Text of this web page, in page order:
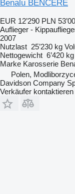
Benalu BENCERE
EUR 12’290 PLN
Auflieger -
2007
Nutzlast 25’230 kg
Nettogewicht 6’420 kg
Marke Karosserie
Polen,
Davidson Company
Verkäufer kontaktieren